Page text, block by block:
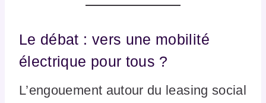
Le débat : vers une mobilité
électrique pour tous ?
L’engouement autour du leasing social